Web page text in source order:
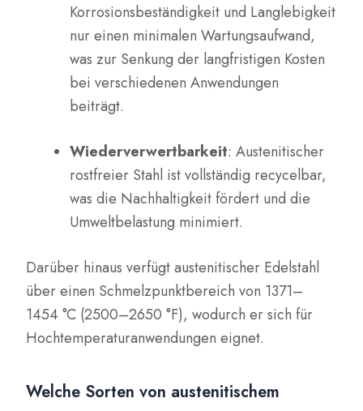
Korrosionsbeständigkeit und Langlebigkeit
nur einen minimalen Wartungsaufwand,
was zur Senkung der langfristigen Kosten
bei verschiedenen Anwendungen
beiträgt.
Wiederverwertbarkeit: Austenitischer
rostfreier Stahl ist vollständig recycelbar,
was die Nachhaltigkeit fördert und die
Umweltbelastung minimiert.
Darüber hinaus verfügt austenitischer Edelstahl
über einen Schmelzpunktbereich von 1371–
1454 °C (2500–2650 °F), wodurch er sich für
Hochtemperaturanwendungen eignet.
Welche Sorten von austenitischem